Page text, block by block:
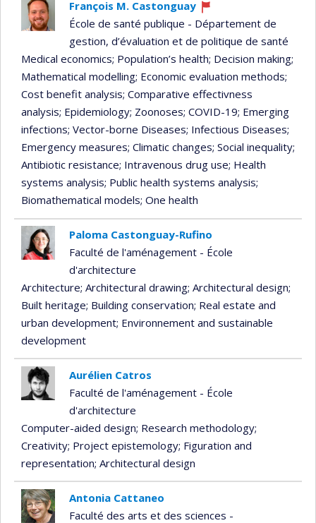
François M. Castonguay
Currently
recruiting
École de santé publique - Département de
gestion, d’évaluation et de politique de santé
Medical economics; Population’s health; Decision making;
Mathematical modelling; Economic evaluation methods;
Cost benefit analysis; Comparative effectivness
analysis; Epidemiology; Zoonoses; COVID-19; Emerging
infections; Vector-borne Diseases; Infectious Diseases;
Emergency measures; Climatic changes; Social inequality;
Antibiotic resistance; Intravenous drug use; Health
systems analysis; Public health systems analysis;
Biomathematical models; One health
Paloma Castonguay-Rufino
Faculté de l'aménagement - École
d'architecture
Architecture; Architectural drawing; Architectural design;
Built heritage; Building conservation; Real estate and
urban development; Environnement and sustainable
development
Aurélien Catros
Faculté de l'aménagement - École
d'architecture
Computer-aided design; Research methodology;
Creativity; Project epistemology; Figuration and
representation; Architectural design
Antonia Cattaneo
Faculté des arts et des sciences -